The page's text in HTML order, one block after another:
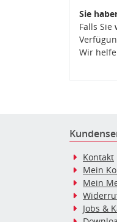
Sie
Falls
Wir
Kontakt
Mein
Mein
Jobs &